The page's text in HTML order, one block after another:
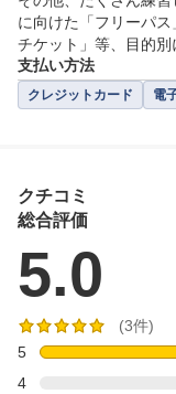
に向けた「フリーパ
チケット」等、目的
支払い方法
クレジットカード 電
クチコミ
総合評価
5.0
(3件)
5
4